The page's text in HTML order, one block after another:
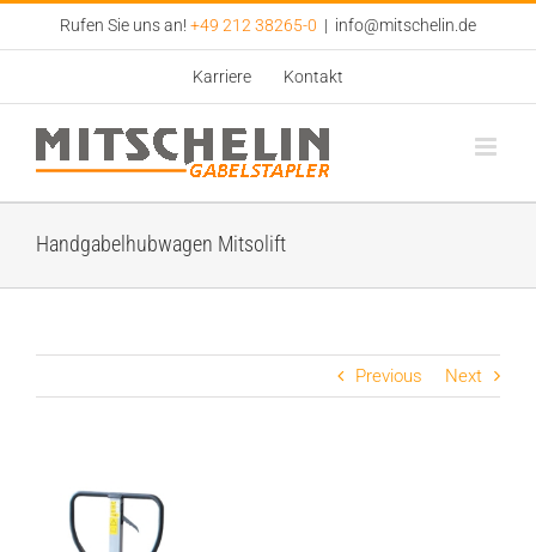
Rufen Sie uns an! +49 212 38265-0 | info@mitschelin.de
Karriere Kontakt
Handgabelhubwagen Mitsolift
Previous Next
Larger
Image